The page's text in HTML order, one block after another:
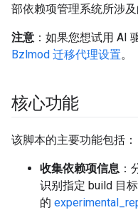
部依赖项管理系统所涉及
注意 ：如果您想试用 AI
Bzlmod 迁移代理设置。
核心功能
该脚本的主要功能包括：
收集依赖项信息 ：
识别指定 build 目
的